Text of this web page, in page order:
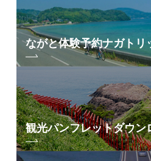
ながと体験予約ナガトリ
観光パンフレットダウン